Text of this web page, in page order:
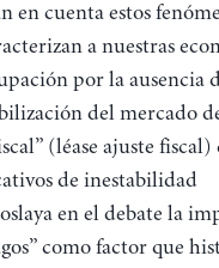
en cuenta estos
a nuestras
por la ausencia
del mercado
(léase ajuste
de inestabilidad
en el debate la
como factor que